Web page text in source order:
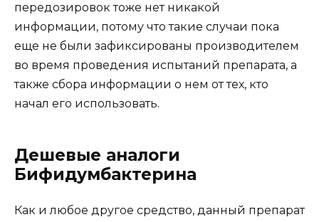
передозировок тоже нет никакой
информации, потому что такие случаи пока
еще не были зафиксированы производителем
во время проведения испытаний препарата, а
также сбора информации о нем от тех, кто
начал его использовать.
Дешевые аналоги
Бифидумбактерина
Как и любое другое средство, данный препарат